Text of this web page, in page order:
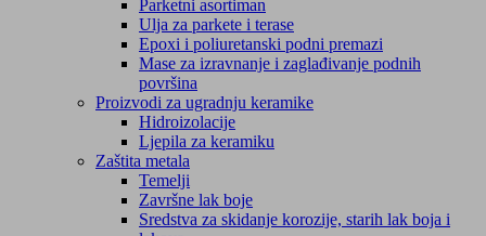
Parketni asortiman
Ulja za parkete i terase
Epoxi i poliuretanski podni premazi
Mase za izravnanje i zaglađivanje podnih
površina
Proizvodi za ugradnju keramike
Hidroizolacije
Ljepila za keramiku
Zaštita metala
Temelji
Završne lak boje
Sredstva za skidanje korozije, starih lak boja i